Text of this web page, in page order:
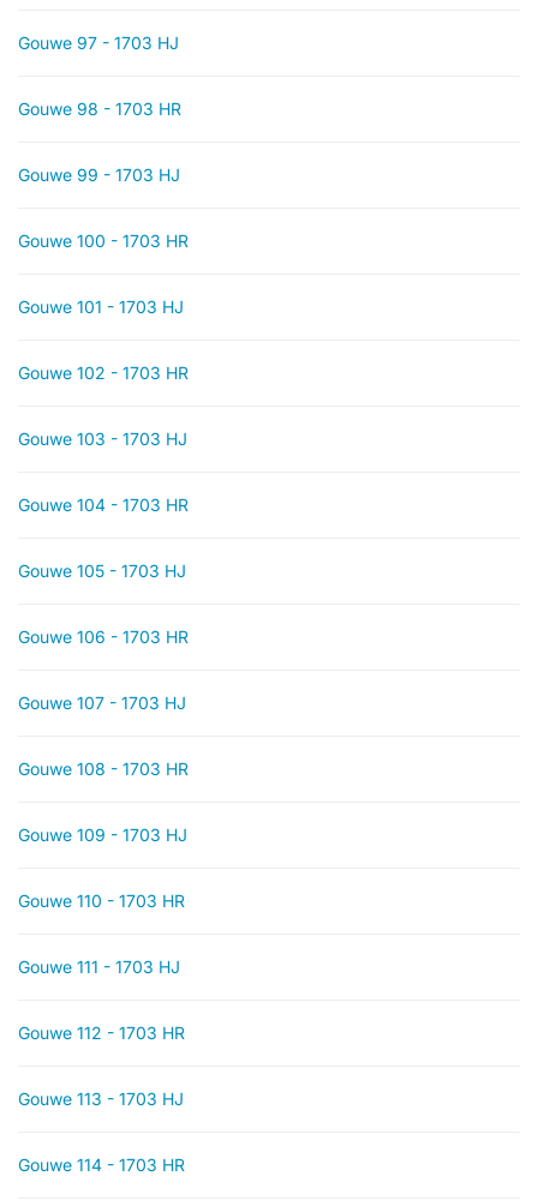
Gouwe 97 - 1703 HJ
Gouwe 98 - 1703 HR
Gouwe 99 - 1703 HJ
Gouwe 100 - 1703 HR
Gouwe 101 - 1703 HJ
Gouwe 102 - 1703 HR
Gouwe 103 - 1703 HJ
Gouwe 104 - 1703 HR
Gouwe 105 - 1703 HJ
Gouwe 106 - 1703 HR
Gouwe 107 - 1703 HJ
Gouwe 108 - 1703 HR
Gouwe 109 - 1703 HJ
Gouwe 110 - 1703 HR
Gouwe 111 - 1703 HJ
Gouwe 112 - 1703 HR
Gouwe 113 - 1703 HJ
Gouwe 114 - 1703 HR